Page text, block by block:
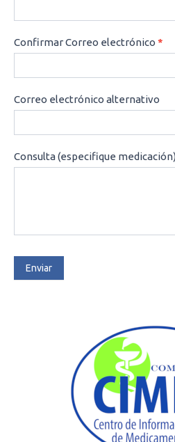
Confirmar Correo electrónico *
Correo electrónico alternativo
Consulta (especifique
Enviar